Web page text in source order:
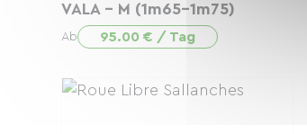
VALA - M (1m65-1m75)
Ab 95.00 € / Tag